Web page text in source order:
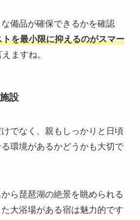
備品が確保できるかを確認
を最小限に抑えるのがスマー
ますね。
設
でなく、親もしっかりと日頃
環境があるかどうかも大切で
ら琵琶湖の絶景を眺められる
大浴場がある宿は魅力的です